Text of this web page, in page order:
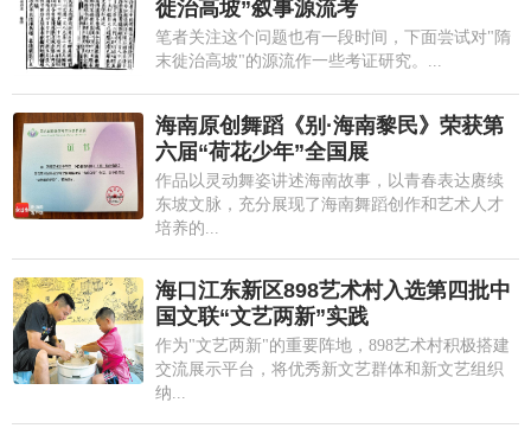
徙治高坡”叙事源流考
笔者关注这个问题也有一段时间，下面尝试对"隋
末徙治高坡"的源流作一些考证研究。...
海南原创舞蹈《别·海南黎民》荣获第
六届“荷花少年”全国展
作品以灵动舞姿讲述海南故事，以青春表达赓续
东坡文脉，充分展现了海南舞蹈创作和艺术人才
培养的...
海口江东新区898艺术村入选第四批中
国文联“文艺两新”实践
作为"文艺两新"的重要阵地，898艺术村积极搭建
交流展示平台，将优秀新文艺群体和新文艺组织
纳...